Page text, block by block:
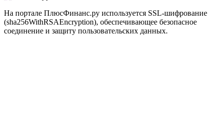
На портале ПлюсФинанс.ру используется SSL-шифрование
(sha256WithRSAEncryption), обеспечивающее безопасное
соединение и защиту пользовательских данных.